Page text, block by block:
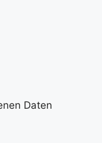
Daten